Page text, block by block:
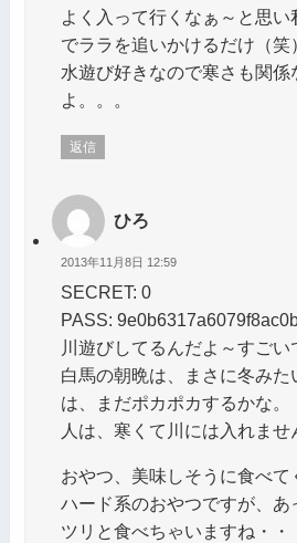
よく入って行くなぁ～と思
でララを追いかけるだけ（笑）
水遊び好きなので寒さも関係
よ。。。
返信
ひろ
2013年11月8日 12:59
SECRET: 0
PASS:
川遊びしてるんだよ～すごい
白馬の朝晩は、まさに冬みた
は、まだポカポカするかな。
人は、寒くて川には入れませ
おやつ、美味しそうに食べて
ハード系のおやつですが、あ
ツリと食べちゃいますね・・